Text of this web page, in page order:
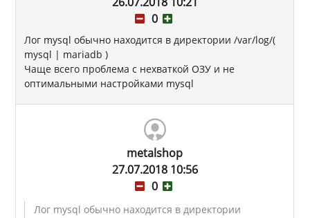
0
Лог mysql обычно находится в директории /var/log/(
mysql | mariadb )
Чаще всего проблема с нехваткой ОЗУ и не
оптимальными настройками mysql
metalshop
27.07.2018 10:56
0
Лог mysql обычно находится в директории